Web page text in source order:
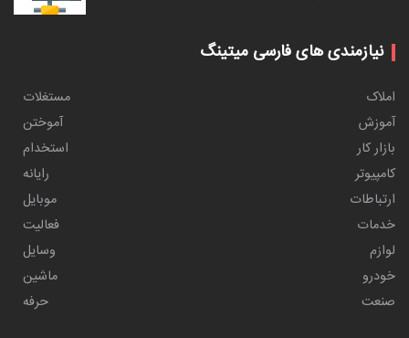
نیازمندی های فارسی میتینگ
املاک
مستغلات
آموزش
آموختن
بازار کار
استخدام
کامپیوتر
رایانه
ارتباطات
موبایل
خدمات
فعالیت
لوازم
وسایل
خودرو
ماشین
صنعت
حرفه